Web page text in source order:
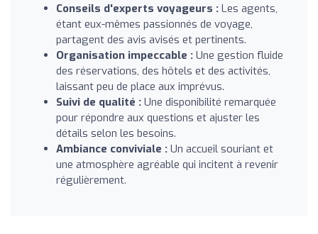
Conseils d'experts voyageurs : Les agents,
étant eux-mêmes passionnés de voyage,
partagent des avis avisés et pertinents.
Organisation impeccable : Une gestion fluide
des réservations, des hôtels et des activités,
laissant peu de place aux imprévus.
Suivi de qualité : Une disponibilité remarquée
pour répondre aux questions et ajuster les
détails selon les besoins.
Ambiance conviviale : Un accueil souriant et
une atmosphère agréable qui incitent à revenir
régulièrement.